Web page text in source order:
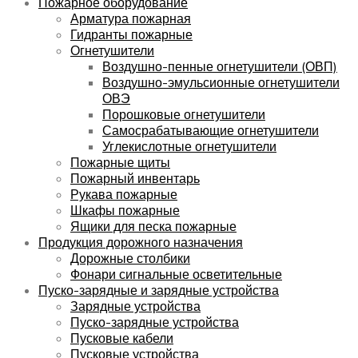
Арматура пожарная
Гидранты пожарные
Огнетушители
Воздушно-пенные огнетушители (ОВП)
Воздушно-эмульсионные огнетушители
ОВЭ
Порошковые огнетушители
Самосрабатывающие огнетушители
Углекислотные огнетушители
Пожарные щиты
Пожарный инвентарь
Рукава пожарные
Шкафы пожарные
Ящики для песка пожарные
Продукция дорожного назначения
Дорожные столбики
Фонари сигнальные осветительные
Пуско-зарядные и зарядные устройства
Зарядные устройства
Пуско-зарядные устройства
Пусковые кабели
Пусковые устройства